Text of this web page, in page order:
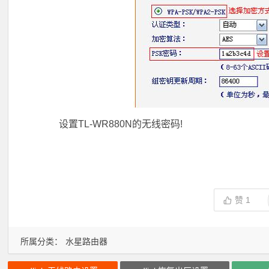
所属分类： 水星路由器
设置TL-WR880N的无线密码!
赞 1